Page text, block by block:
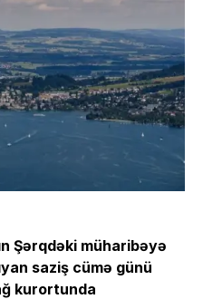
Şərqdəki müharibəyə
saziş cümə günü
kurortunda